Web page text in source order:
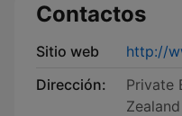
Contactos
Sitio web
http://
Dirección:
Private
Zealand